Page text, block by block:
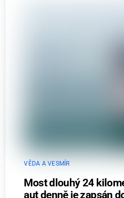
VĚDA A VESMÍR
Most dlouhý 24
aut denně je zapsán